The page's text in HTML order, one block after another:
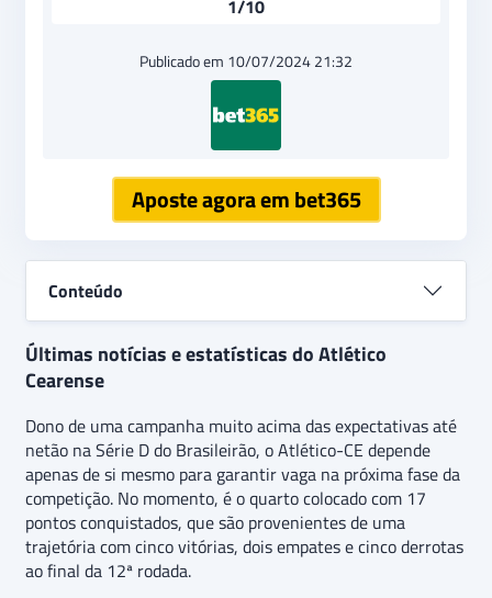
1/10
Publicado em 10/07/2024 21:32
Aposte agora em bet365
Conteúdo
Últimas notícias e estatísticas do Atlético
Cearense
Dono de uma campanha muito acima das expectativas até
netão na Série D do Brasileirão, o Atlético-CE depende
apenas de si mesmo para garantir vaga na próxima fase da
competição. No momento, é o quarto colocado com 17
pontos conquistados, que são provenientes de uma
trajetória com cinco vitórias, dois empates e cinco derrotas
ao final da 12ª rodada.